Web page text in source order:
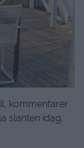
kommentarer
slanten idag.